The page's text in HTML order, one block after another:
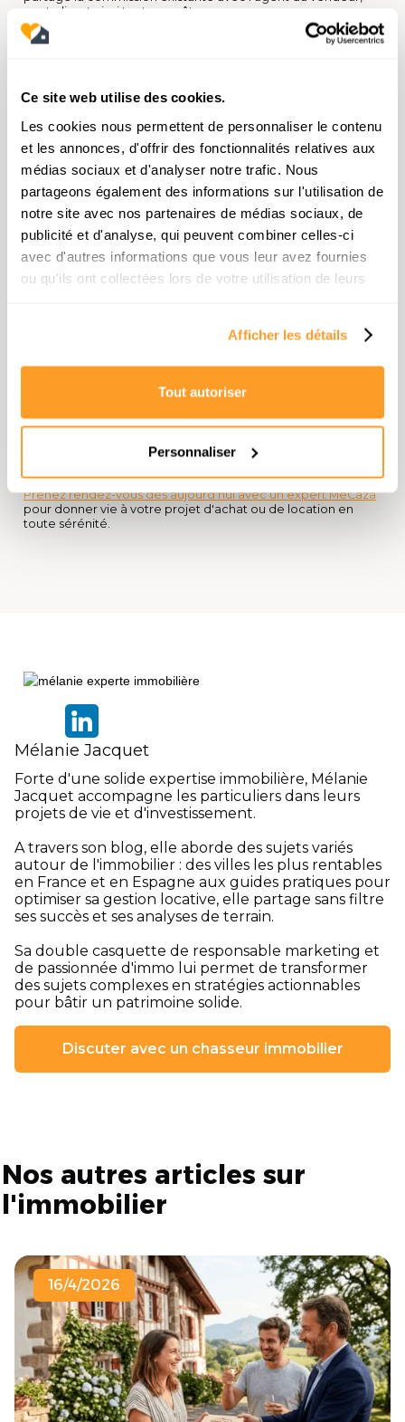
Ce site web utilise des cookies.
Les cookies nous permettent de personnaliser le contenu
et les annonces, d'offrir des fonctionnalités relatives aux
médias sociaux et d'analyser notre trafic. Nous
partageons également des informations sur l'utilisation de
notre site avec nos partenaires de médias sociaux, de
publicité et d'analyse, qui peuvent combiner celles-ci
avec d'autres informations que vous leur avez fournies
ou qu'ils ont collectées lors de votre utilisation de leurs
Afficher les détails
Tout autoriser
Personnaliser
neutralisant ainsi tout surcoût pour vous.
Un chasseur immobilier a-t-il
qu'un particulier ?
particuliers, toutes les agences, notaires, ventes aux
enchères. Il dispose surtout d'un accès exclusif au marché
Conclusion : Sécurisez
votre avenir immobilier
avec MeCaza
immobilier, l'agent traditionnel peut vous suffire. Vous ferez
Dans un marché immobilier complexe et ultra-rapide, avoir
stratégie de défense de votre capital. L'agent immobilier
avenir. Ne menez plus ce combat en infériorité numérique
Prenez rendez-vous dès aujourd'hui avec un expert MeCaza
pour donner vie à votre projet d'achat ou de location en
toute sérénité.
Mélanie Jacquet
Forte d'une solide expertise immobilière, Mélanie
Jacquet accompagne les particuliers dans leurs
projets de vie et d'investissement.
A travers son blog, elle aborde des sujets variés
autour de l'immobilier : des villes les plus rentables
en France et en Espagne aux guides pratiques pour
optimiser sa gestion locative, elle partage sans filtre
ses succès et ses analyses de terrain.
Sa double casquette de responsable marketing et
de passionnée d'immo lui permet de transformer
des sujets complexes en stratégies actionnables
pour bâtir un patrimoine solide.
Discuter avec un chasseur immobilier
Nos autres articles sur
l'immobilier
16/4/2026